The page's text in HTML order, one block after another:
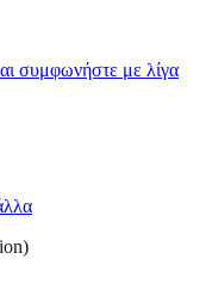
συμφωνήστε με λίγα